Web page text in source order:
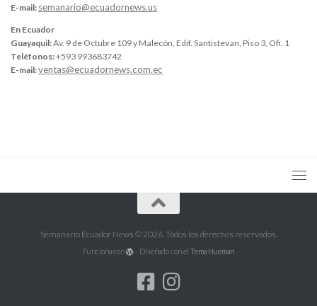
E-mail: semanario@ecuadornews.us
En Ecuador
Guayaquil:Av. 9 de Octubre 109 y Malecón, Edif. Santistevan, Piso 3, Ofi. 1
Teléfonos:+593 993683742
E-mail:ventas@ecuadornews.com.ec
Semanario Ecuador News © 2026. Todos los derechos reservados.
Funciona con - Diseñado con el Tema Hueman